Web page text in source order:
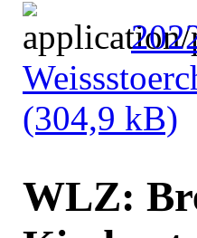
(304,9 kB)
WLZ: